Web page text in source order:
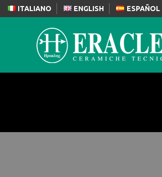
ITALIANO ENGLISH ESPAÑOL